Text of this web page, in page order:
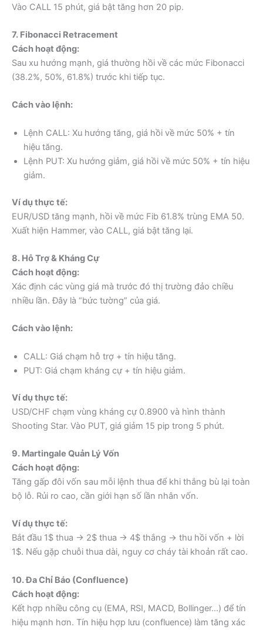
Vào CALL 15 phút, giá bật tăng hơn 20 pip.
7. Fibonacci Retracement
Cách hoạt động:
Sau xu hướng mạnh, giá thường hồi về các mức Fibonacci
(38.2%, 50%, 61.8%) trước khi tiếp tục.
Cách vào lệnh:
Lệnh CALL: Xu hướng tăng, giá hồi về mức 50% + tín
hiệu tăng.
Lệnh PUT: Xu hướng giảm, giá hồi về mức 50% + tín hiệu
giảm.
Ví dụ thực tế:
EUR/USD tăng mạnh, hồi về mức Fib 61.8% trùng EMA 50.
Xuất hiện Hammer, vào CALL, giá bật tăng lại.
8. Hỗ Trợ & Kháng Cự
Cách hoạt động:
Xác định các vùng giá mà trước đó thị trường đảo chiều
nhiều lần. Đây là “bức tường” của giá.
Cách vào lệnh:
CALL: Giá chạm hỗ trợ + tín hiệu tăng.
PUT: Giá chạm kháng cự + tín hiệu giảm.
Ví dụ thực tế:
USD/CHF chạm vùng kháng cự 0.8900 và hình thành
Shooting Star. Vào PUT, giá giảm 15 pip trong 5 phút.
9. Martingale Quản Lý Vốn
Cách hoạt động:
Tăng gấp đôi vốn sau mỗi lệnh thua để khi thắng bù lại toàn
bộ lỗ. Rủi ro cao, cần giới hạn số lần nhân vốn.
Ví dụ thực tế:
Bắt đầu 1$ thua → 2$ thua → 4$ thắng → thu hồi vốn + lời
1$. Nếu gặp chuỗi thua dài, nguy cơ cháy tài khoản rất cao.
10. Đa Chỉ Báo (Confluence)
Cách hoạt động:
Kết hợp nhiều công cụ (EMA, RSI, MACD, Bollinger…) để tín
hiệu mạnh hơn. Tín hiệu hợp lưu (confluence) làm tăng xác